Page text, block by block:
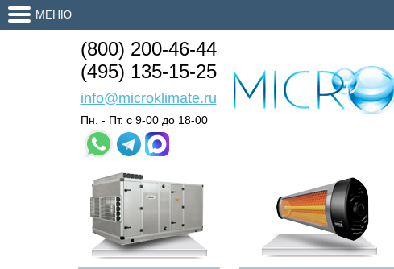
МЕНЮ
(800) 200-46-44
(495) 135-15-25
info@microklimate.ru
Пн. - Пт. с 9-00 до 18-00